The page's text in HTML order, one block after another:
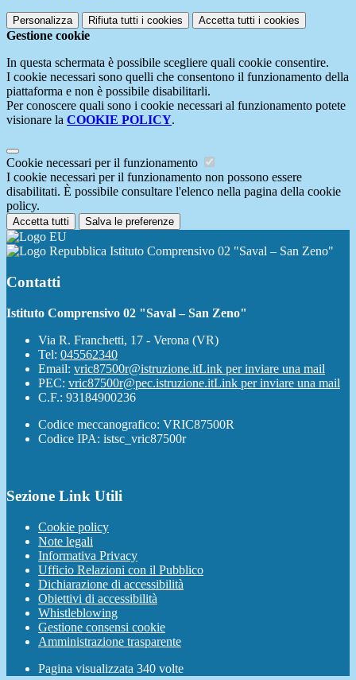
Personalizza Rifiuta tutti i cookies Accetta tutti i cookies
Gestione cookie
In questa schermata è possibile scegliere quali cookie consentire.
I cookie necessari sono quelli che consentono il funzionamento della
piattaforma e non è possibile disabilitarli.
Per conoscere quali sono i cookie necessari al funzionamento potete
visionare la COOKIE POLICY.
Cookie necessari per il funzionamento
I cookie necessari per il funzionamento non possono essere
disabilitati. È possibile consultare l'elenco nella pagina della cookie
policy.
Accetta tutti Salva le preferenze
Istituto Comprensivo 02 "Saval – San Zeno"
Contatti
Istituto Comprensivo 02 "Saval – San Zeno"
Via R. Franchetti, 17 - Verona (VR)
Tel: 045562340
Email: vric87500r@istruzione.itLink per inviare una mail
PEC: vric87500r@pec.istruzione.itLink per inviare una mail
C.F.: 93184900236
Codice meccanografico: VRIC87500R
Codice IPA: istsc_vric87500r
Sezione Link Utili
Cookie policy
Note legali
Informativa Privacy
Ufficio Relazioni con il Pubblico
Dichiarazione di accessibilità
Obiettivi di accessibilità
Whistleblowing
Gestione consensi cookie
Amministrazione trasparente
Pagina visualizzata 340 volte